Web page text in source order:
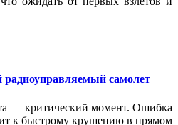
самолет
— критический момент. Ошибка
к быстрому крушению в прямом